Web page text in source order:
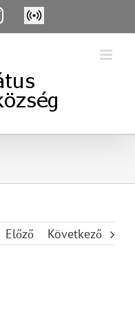
Instagram
Élő
közvetítés
Előző Következő